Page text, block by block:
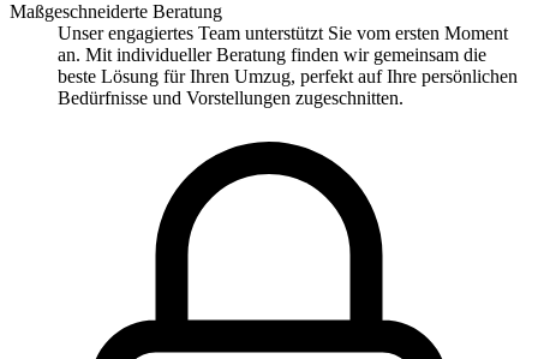
Maßgeschneiderte Beratung
Unser engagiertes Team unterstützt Sie vom ersten Moment
an. Mit individueller Beratung finden wir gemeinsam die
beste Lösung für Ihren Umzug, perfekt auf Ihre persönlichen
Bedürfnisse und Vorstellungen zugeschnitten.